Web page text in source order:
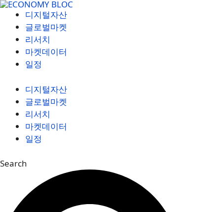
컨
디지털자산
글로벌마켓
리서치
마켓데이터
일정
디지털자산
글로벌마켓
리서치
마켓데이터
일정
Search